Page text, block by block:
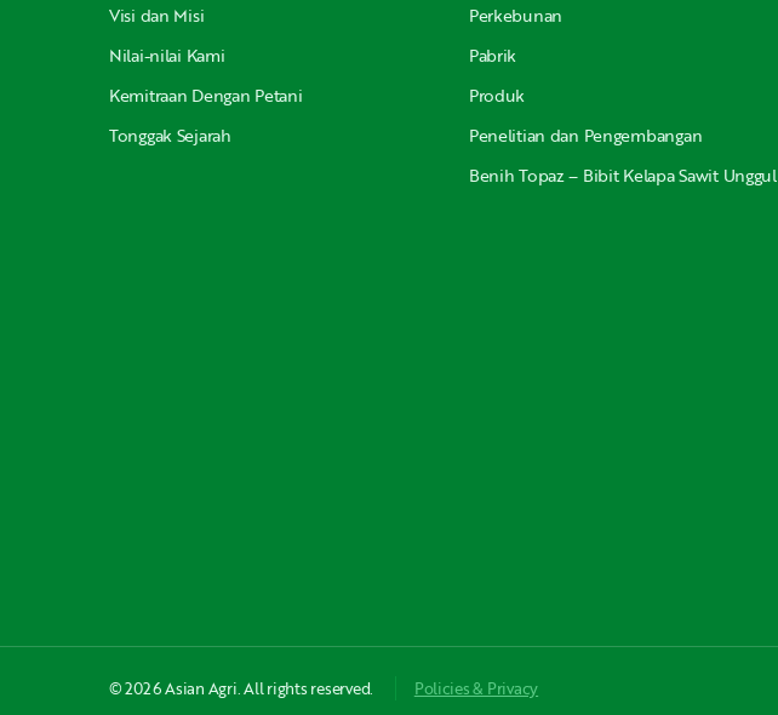
Visi dan Misi
Nilai-nilai Kami
Kemitraan Dengan Petani
Tonggak Sejarah
Perkebunan
Pabrik
Produk
Penelitian dan Pengembangan
Benih Topaz – Bibit Kelapa Sawit Unggul
© 2026 Asian Agri. All rights reserved. Policies & Privacy